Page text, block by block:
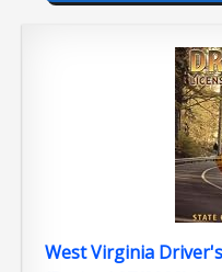
West Virginia